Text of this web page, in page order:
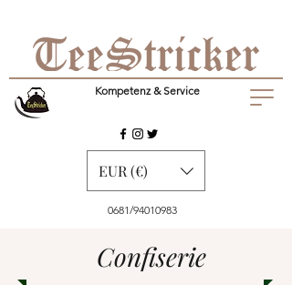
Kompetenz & Service
0681/94010983
EUR (€)
Confiserie